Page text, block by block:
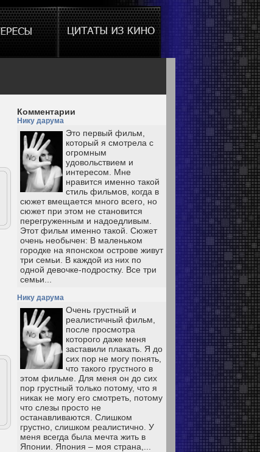
Комментарии
Нику дарума
Это первый фильм,
который я смотрела с
огромным
удовольствием и
интересом. Мне
нравится именно такой
стиль фильмов, когда в
сюжет вмещается много всего, но
сюжет при этом не становится
перегруженным и надоедливым.
Этот фильм именно такой. Сюжет
очень необычен: В маленьком
городке на японском острове живут
три семьи. В каждой из них по
одной девочке-подростку. Все три
семьи...
Нику дарума
Очень грустный и
реалистичный фильм,
после просмотра
которого даже меня
заставили плакать. Я до
сих пор не могу понять,
что такого грустного в
этом фильме. Для меня он до сих
пор грустный только потому, что я
никак не могу его смотреть, потому
что слезы просто не
останавливаются. Слишком
грустно, слишком реалистично. У
меня всегда была мечта жить в
Японии. Япония – моя страна,...